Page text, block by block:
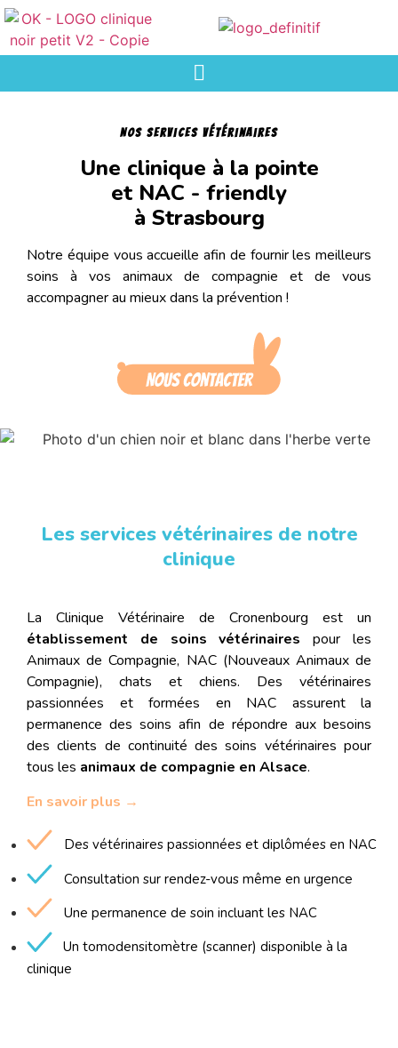
Nos services vétérinaires
Une clinique à la pointe
et NAC - friendly
à Strasbourg
Notre équipe vous accueille afin de fournir les meilleurs
soins à vos animaux de compagnie et de vous
accompagner au mieux dans la prévention !
Les services vétérinaires de notre
clinique
La Clinique Vétérinaire de Cronenbourg est un
établissement de soins vétérinaires pour les
Animaux de Compagnie, NAC (Nouveaux Animaux de
Compagnie), chats et chiens. Des vétérinaires
passionnées et formées en NAC assurent la
permanence des soins afin de répondre aux besoins
des clients de continuité des soins vétérinaires pour
tous les animaux de compagnie en Alsace.
En savoir plus →
Des vétérinaires passionnées et diplômées en NAC
Consultation sur rendez-vous même en urgence
Une permanence de soin incluant les NAC
Un tomodensitomètre (scanner) disponible à la
clinique